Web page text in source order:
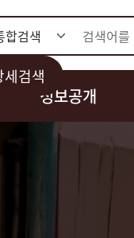
색
세검색
정보공개